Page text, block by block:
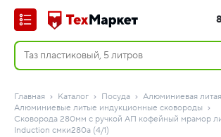
Главная Каталог Посуда
Алюминиевая
Алюминиевые литые индукционные сковороды
Сковорода 280мм с ручкой АП кофейный мрамор
Induction смки280а (4/1)